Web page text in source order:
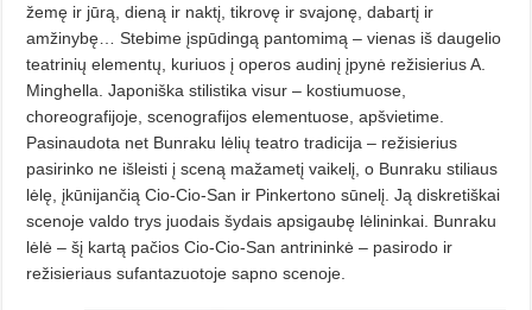
žemę ir jūrą, die­ną ir naktį, tikrovę ir svajonę, dabartį ir
amžinybę… Stebime įspūdingą pantomimą – vienas iš daugelio
teatrinių elementų, kuriuos į operos audinį įpynė režisierius A.
Minghella. Japoniška stilistika visur – kostiumuose,
choreografijoje, scenografijos elemen­tuose, apšvietime.
Pasinaudota net Bunraku lėlių teat­ro tradicija – režisierius
pasirinko ne išleisti į sceną ma­žametį vaikelį, o Bunraku stiliaus
lėlę, įkūnijančią Cio-Cio-San ir Pinkertono sū­nelį. Ją diskretiškai
scenoje valdo trys juodais šydais apsigaubę lėlininkai. Bunraku
lėlė – šį kartą pačios Cio-Cio-San antrininkė – pasi­rodo ir
režisieriaus sufantazuotoje sapno sceno­je.